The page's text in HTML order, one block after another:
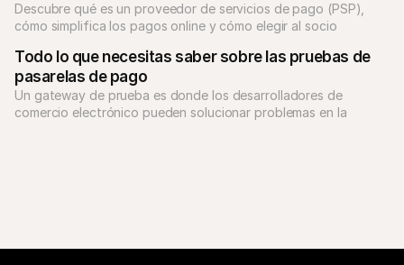
Descubre qué es un proveedor de servicios de pago (PSP),
cómo simplifica los pagos online y cómo elegir al socio
Todo lo que necesitas saber sobre las pruebas de
pasarelas de pago
Un gateway de prueba es donde los desarrolladores de
comercio electrónico pueden solucionar problemas en la